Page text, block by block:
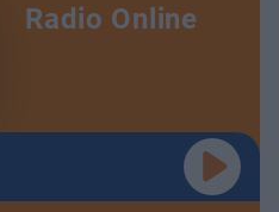
Radio Online